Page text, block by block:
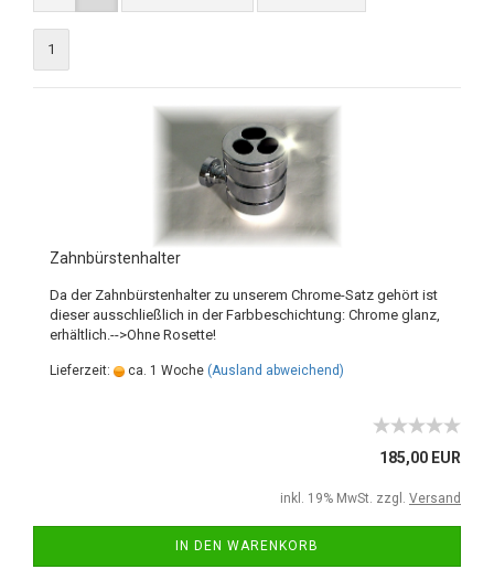
1
Zahnbürstenhalter
Da der Zahnbürstenhalter zu unserem Chrome-Satz gehört ist
dieser ausschließlich in der Farbbeschichtung: Chrome glanz,
erhältlich.-->Ohne Rosette!
Lieferzeit: ca. 1 Woche (Ausland abweichend)
185,00 EUR
inkl. 19% MwSt. zzgl. Versand
IN DEN WARENKORB